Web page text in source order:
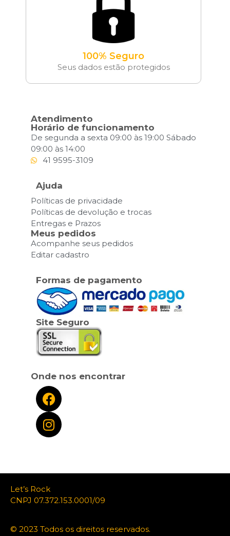
100% Seguro
Seus dados estão protegidos
Atendimento
Horário de funcionamento
De segunda a sexta 09:00 às 19:00 Sábado
09:00 às 14:00
41 9595-3109
Ajuda
Políticas de privacidade
Políticas de devolução e trocas
Entregas e Prazos
Meus pedidos
Acompanhe seus pedidos
Editar cadastro
Formas de pagamento
Site Seguro
Onde nos encontrar
Let’s Rock
CNPJ 07.372.153.0001/09
© 2023 Todos os direitos reservados.